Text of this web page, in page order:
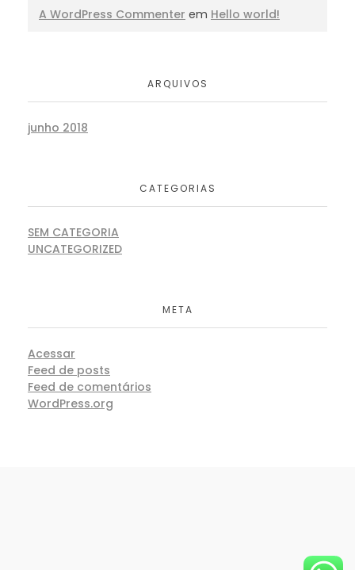
A WordPress Commenter em Hello world!
ARQUIVOS
junho 2018
CATEGORIAS
SEM CATEGORIA
UNCATEGORIZED
META
Acessar
Feed de posts
Feed de comentários
WordPress.org